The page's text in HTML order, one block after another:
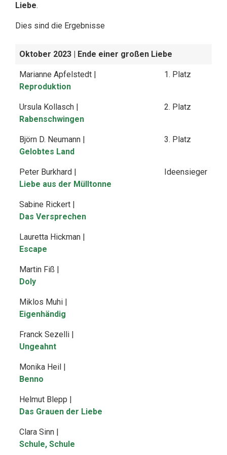
Liebe.
Dies sind die Ergebnisse
Oktober 2023 | Ende einer großen Liebe
Marianne Apfelstedt |
Reproduktion
1. Platz
Ursula Kollasch |
Rabenschwingen
2. Platz
Björn D. Neumann |
Gelobtes Land
3. Platz
Peter Burkhard |
Liebe aus der Mülltonne
Ideensieger
Sabine Rickert |
Das Versprechen
Lauretta Hickman |
Escape
Martin Fiß |
Doly
Miklos Muhi |
Eigenhändig
Franck Sezelli |
Ungeahnt
Monika Heil |
Benno
Helmut Blepp |
Das Grauen der Liebe
Clara Sinn |
Schule, Schule